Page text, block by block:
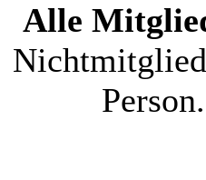
Alle